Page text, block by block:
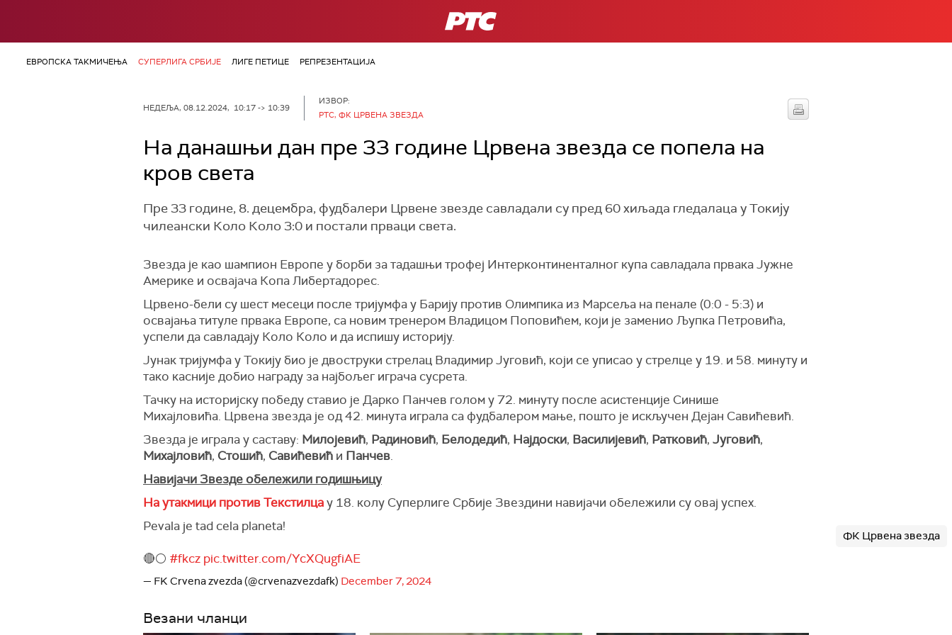
РТС
ЕВРОПСКА ТАКМИЧЕЊА СУПЕРЛИГА СРБИЈЕ ЛИГЕ ПЕТИЦЕ РЕПРЕЗЕНТАЦИЈА
НЕДЕЉА, 08.12.2024, 10:17 -> 10:39
ИЗВОР:
РТС, ФК ЦРВЕНА ЗВЕЗДА
На данашњи дан пре 33 године Црвена звезда се попела на
кров света
Пре 33 године, 8. децембра, фудбалери Црвене звезде савладали су пред 60 хиљада гледалаца у Токију
чилеански Коло Коло 3:0 и постали прваци света.
Звезда је као шампион Европе у борби за тадашњи трофеј Интерконтиненталног купа савладала првака Јужне
Америке и освајача Копа Либертадорес.
Црвено-бели су шест месеци после тријумфа у Барију против Олимпика из Марсеља на пенале (0:0 - 5:3) и
освајања титуле првака Европе, са новим тренером Владицом Поповићем, који је заменио Љупка Петровића,
успели да савладају Коло Коло и да испишу историју.
Јунак тријумфа у Токију био је двоструки стрелац Владимир Југовић, који се уписао у стрелце у 19. и 58. минуту и
тако касније добио награду за најбољег играча сусрета.
Тачку на историјску победу ставио је Дарко Панчев голом у 72. минуту после асистенције Синише
Михајловића. Црвена звезда је од 42. минута играла са фудбалером мање, пошто је искључен Дејан Савићевић.
Звезда је играла у саставу: Милојевић, Радиновић, Белодедић, Најдоски, Василијевић, Ратковић, Југовић,
Михајловић, Стошић, Савићевић и Панчев.
Навијачи Звезде обележили годишњицу
На утакмици против Текстилцау 18. колу Суперлиге Србије Звездини навијачи обележили су овај успех.
Pevala je tad cela planeta!
🔴⚪️ #fkcz pic.twitter.com/YcXQugfiAE
— FK Crvena zvezda (@crvenazvezdafk) December 7, 2024
ФК Црвена звезда
Везани чланци